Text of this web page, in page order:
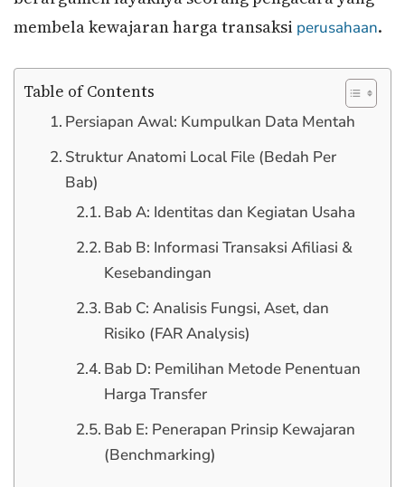
membela kewajaran harga transaksi perusahaan.
Table of Contents
Persiapan Awal: Kumpulkan Data Mentah
Struktur Anatomi Local File (Bedah Per
Bab)
Bab A: Identitas dan Kegiatan Usaha
Bab B: Informasi Transaksi Afiliasi &
Kesebandingan
Bab C: Analisis Fungsi, Aset, dan
Risiko (FAR Analysis)
Bab D: Pemilihan Metode Penentuan
Harga Transfer
Bab E: Penerapan Prinsip Kewajaran
(Benchmarking)